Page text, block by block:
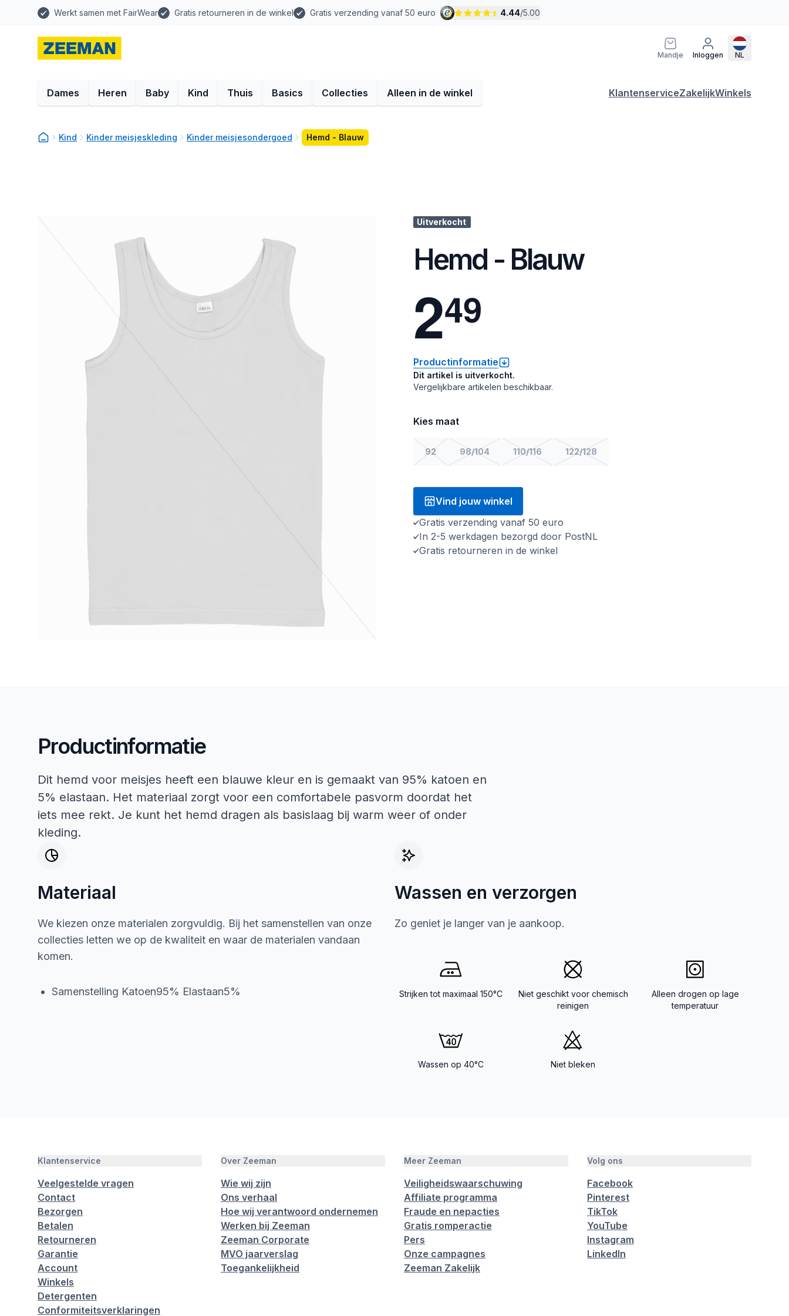
Werkt samen met FairWear Gratis retourneren in de winkel Gratis verzending vanaf 50 euro 4.44/5.00
Mandje Inloggen NL
Dames Heren Baby Kind Thuis Basics Collecties Alleen in de winkel KlantenserviceZakelijkWinkels
Kind Kinder meisjeskleding Kinder meisjesondergoed Hemd - Blauw
Uitverkocht
Hemd - Blauw
249
Productinformatie
Dit artikel is uitverkocht.
Vergelijkbare artikelen beschikbaar.
Kies maat
92 98/104 110/116 122/128
Vind jouw winkel
Gratis verzending vanaf 50 euro
In 2-5 werkdagen bezorgd door PostNL
Gratis retourneren in de winkel
Productinformatie
Dit hemd voor meisjes heeft een blauwe kleur en is gemaakt van 95% katoen en
5% elastaan. Het materiaal zorgt voor een comfortabele pasvorm doordat het
iets mee rekt. Je kunt het hemd dragen als basislaag bij warm weer of onder
kleding.
Materiaal
We kiezen onze materialen zorgvuldig. Bij het samenstellen van onze
collecties letten we op de kwaliteit en waar de materialen vandaan
komen.
Samenstelling Katoen95% Elastaan5%
Wassen en verzorgen
Zo geniet je langer van je aankoop.
Strijken tot maximaal 150°C
Niet geschikt voor chemisch
reinigen
Alleen drogen op lage
temperatuur
Wassen op 40°C Niet bleken
Klantenservice
Veelgestelde vragen
Contact
Bezorgen
Betalen
Retourneren
Garantie
Account
Winkels
Detergenten
Conformiteitsverklaringen
Over Zeeman
Wie wij zijn
Ons verhaal
Hoe wij verantwoord ondernemen
Werken bij Zeeman
Zeeman Corporate
MVO jaarverslag
Toegankelijkheid
Meer Zeeman
Veiligheidswaarschuwing
Affiliate programma
Fraude en nepacties
Gratis romperactie
Pers
Onze campagnes
Zeeman Zakelijk
Volg ons
Facebook
Pinterest
TikTok
YouTube
Instagram
LinkedIn